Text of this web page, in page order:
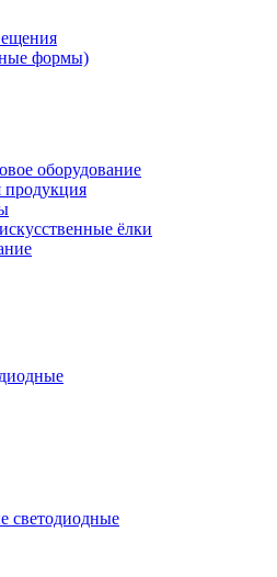
формы)
оборудование
продукция
ёлки